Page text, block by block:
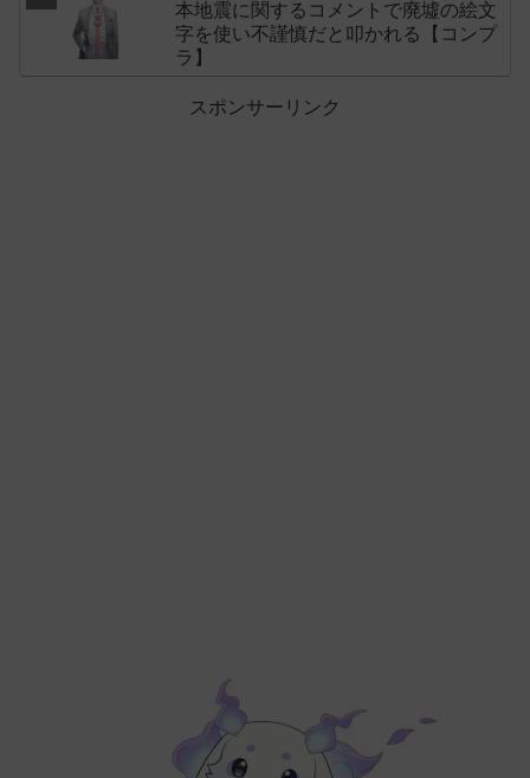
本地震に関するコメントで廃墟の絵文
字を使い不謹慎だと叩かれる【コンプ
ラ】
スポンサーリンク